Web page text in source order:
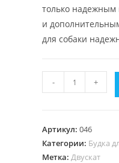
только
и
для собаки
Количество
товара
М-
|
- +
Артикул:046
Категории: Будка
Метка:Двускат